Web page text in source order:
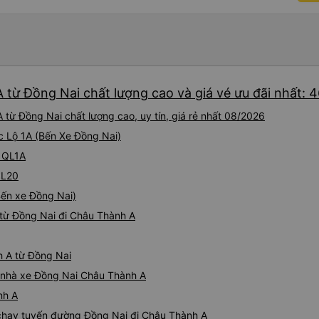
liên tục hỏi trên Google
khách sạn của chúng tôi
2h30 sáng nhưng lúc đó
ngủ thêm và đợi ở trạm
từ Đồng Nai chất lượng cao và giá vé ưu đãi nhất:
từ Đồng Nai chất lượng cao, uy tín, giá rẻ nhất 08/2026
Lộ 1A (Bến Xe Đồng Nai)
xe Đồng Nai)
Đồng Nai đi Châu Thành A
A từ Đồng Nai
xe Đồng Nai Châu Thành A
A
tuyến đường Đồng Nai đi Châu Thành A